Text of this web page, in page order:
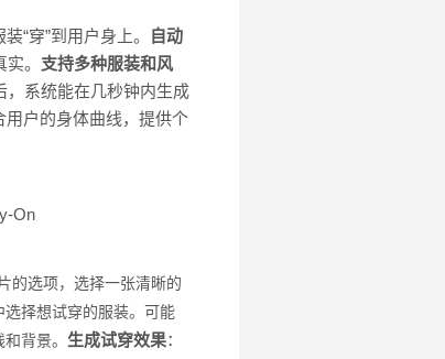
“穿”到用户身上。
自动
。 支持多种服装和风
，系统能在几秒钟内生成
户的身体曲线，提供个
On
的选项，选择一张清晰的
选择想试穿的服装。可能
背景。 生成试穿效果：